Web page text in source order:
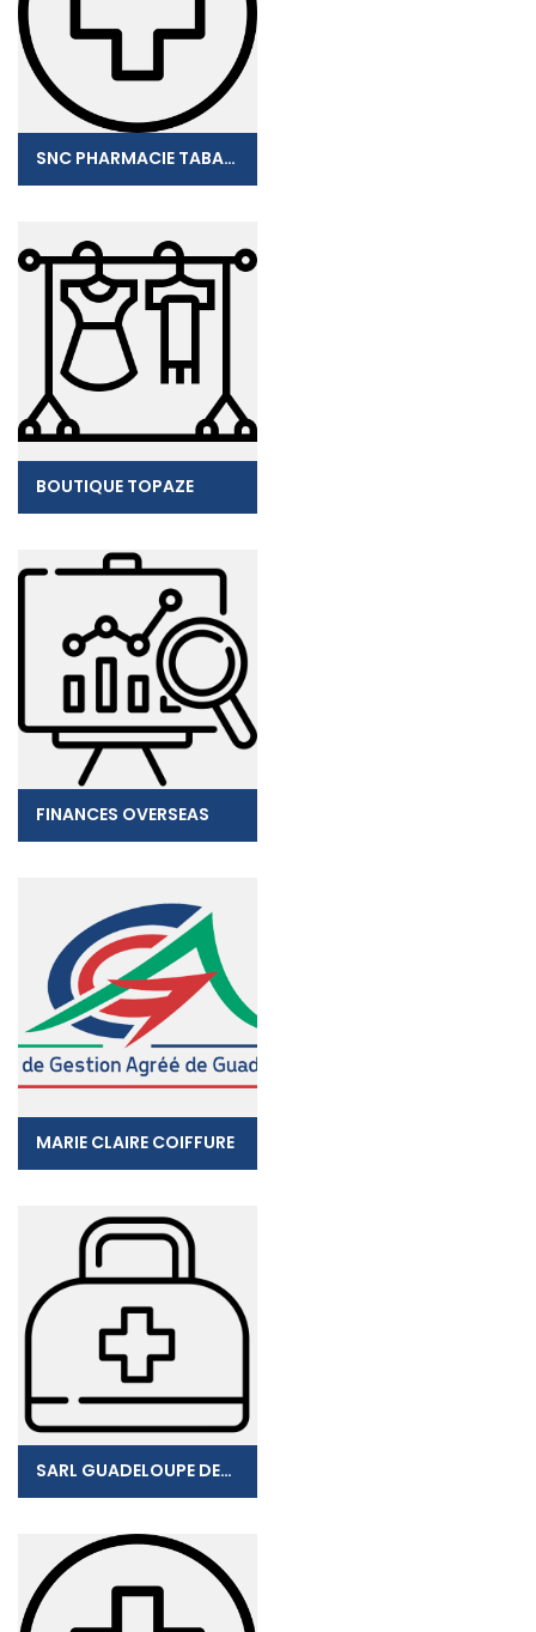
SNC PHARMACIE TABAR-NOUVAL
BOUTIQUE TOPAZE
FINANCES OVERSEAS
MARIE CLAIRE COIFFURE
SARL GUADELOUPE DENTAIRE